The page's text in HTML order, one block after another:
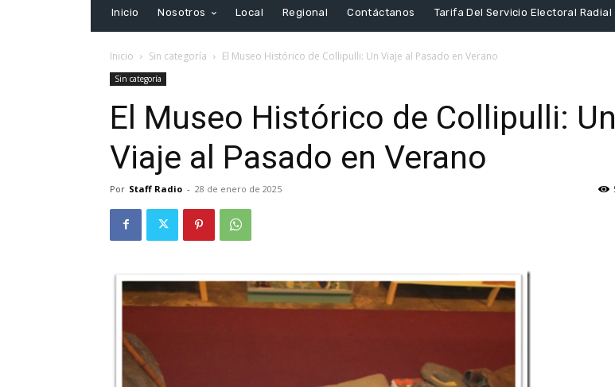
Inicio
Nosotros Local Regional Contáctanos Tarifa Del Servicio Electoral Radial
Inicio Sin categoría El Museo Histórico de Collipulli: Un Viaje al Pasado en Verano
Sin categoría
El Museo Histórico de Collipulli: Un
Viaje al Pasado en Verano
Por Staff Radio - 28 de enero de 2025